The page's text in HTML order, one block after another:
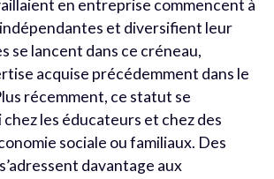
en entreprise commencent à
et diversifient leur
se lancent dans ce créneau,
acquise précédemment dans le
récemment, ce statut se
les éducateurs et chez des
sociale ou familiaux. Des
davantage aux